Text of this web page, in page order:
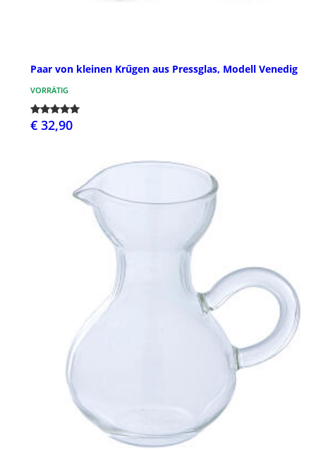
Paar von kleinen Krűgen aus Pressglas, Modell Venedig
VORRÄTIG
€ 32,90